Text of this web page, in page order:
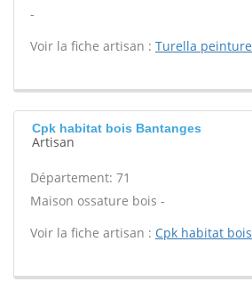
-
Voir la fiche artisan : Turella peinture
Cpk habitat bois Bantanges
Artisan
Département: 71
Maison ossature bois -
Voir la fiche artisan : Cpk habitat bois